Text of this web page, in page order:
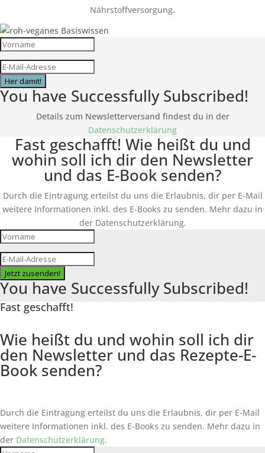
Nährstoffversorgung.
Her damit!
You have Successfully Subscribed!
Details zum Newsletterversand findest du in der
Datenschutzerklärung
Fast geschafft! Wie heißt du und
wohin soll ich dir den Newsletter
und das E-Book senden?
Durch die Eintragung erteilst du uns die Erlaubnis, dir per E-Mail
weitere Informationen inkl. des E-Books zu senden. Mehr dazu in
der Datenschutzerklärung.
Jetzt zusenden!
You have Successfully Subscribed!
Fast geschafft!
Wie heißt du und wohin soll ich dir
den Newsletter und das Rezepte-E-
Book senden?
Durch die Eintragung erteilst du uns die Erlaubnis, dir per E-Mail
weitere Informationen inkl. des E-Books zu senden. Mehr dazu in
der Datenschutzerklärung.